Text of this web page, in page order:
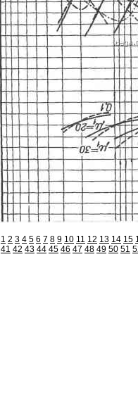
1 2 3 4 5 6 7 8 9 10 11 12 13 14 15
41 42 43 44 45 46 47 48 49 50 51